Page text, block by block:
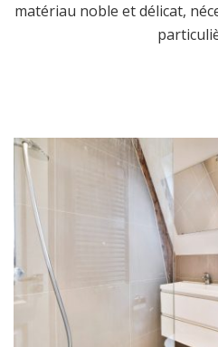
matériau noble et délicat,